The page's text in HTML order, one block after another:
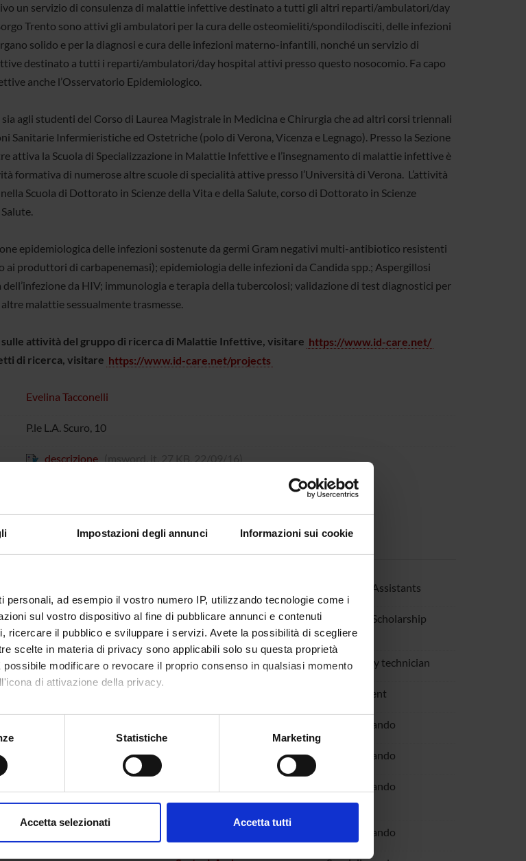
Impostazioni degli annunci Informazioni sui cookie
personali, ad esempio il vostro numero IP, utilizzando tecnologie come i
sul vostro dispositivo al fine di pubblicare annunci e contenuti
ricercare il pubblico e sviluppare i servizi. Avete la possibilità di scegliere
scelte in materia di privacy sono applicabili solo su questa proprietà
modificare o revocare il proprio consenso in qualsiasi momento
di attivazione della privacy.
geografica, con un'approssimazione di qualche metro,
dalla Dichiarazione sui cookie.
Statistiche Marketing
Accetta selezionati Accetta tutti
un servizio di consulenza di malattie infettive destinato a tutti gli altri reparti/ambulatori/day
Trento sono attivi gli ambulatori per la cura delle osteomieliti/spondilodisciti, delle infezioni
solido e per la diagnosi e cura delle infezioni materno-infantili, nonché un servizio di
destinato a tutti i reparti/ambulatori/day hospital attivi presso questo nosocomio. Fa capo
anche l’Osservatorio Epidemiologico.
agli studenti del Corso di Laurea Magistrale in Medicina e Chirurgia che ad altri corsi triennali
Sanitarie Infermieristiche ed Ostetriche (polo di Verona, Vicenza e Legnago). Presso la Sezione
attiva la Scuola di Specializzazione in Malattie Infettive e l’insegnamento di malattie infettive è
formativa di numerose altre scuole di specialità attive presso l’Università di Verona. L’attività
Scuola di Dottorato in Scienze della Vita e della Salute, corso di Dottorato in Scienze
epidemiologica delle infezioni sostenute da germi Gram negativi multi-antibiotico resistenti
produttori di carbapenemasi); epidemiologia delle infezioni da Candida spp.; Aspergillosi
da HIV; immunologia e terapia della tubercolosi; validazione di test diagnostici per
malattie sessualmente trasmesse.
attività del gruppo di ricerca di Malattie Infettive, visitare https://www.id-care.net/
di ricerca, visitare https://www.id-care.net/projects
Evelina Tacconelli
P.le L.A. Scuro, 10
descrizione (msword, it, 27 KB, 22/09/16)
Assistant Professor
Administrative worker
Specializzando
Specializzando
Specializzando
Research Assistants
Maccarrone Gaia
Research Scholarship
Holders
Mazzaferri Fulvia Laboratory technician
PhD student
Specializzando
Specializzando
Fernanda
Specializzando
Specializzando